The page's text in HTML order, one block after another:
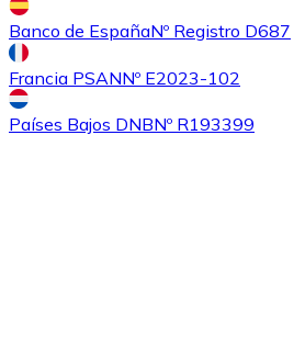
Comprar
tarjeta
Banco de EspañaNº Registro D687
Francia PSANNº E2023-102
Países Bajos DNBNº R193399